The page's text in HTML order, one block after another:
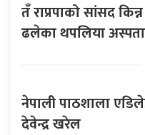
तँ राप्रपाको सांसद
ढलेका थपलिया
नेपाली पाठशाला
देवेन्द्र खरेल